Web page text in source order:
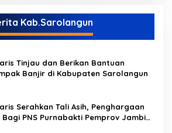
Kab.Sarolangun
Tinjau dan Berikan Bantuan
Banjir di Kabupaten Sarolangun
Serahkan Tali Asih, Penghargaan
PNS Purnabakti Pemprov Jambi
Sarolangun